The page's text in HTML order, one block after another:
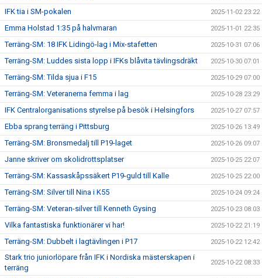
IFK tia i SM-pokalen 2025-11-02 23:22
Emma Holstad 1:35 på halvmaran 2025-11-01 22:35
Terräng-SM: 18 IFK Lidingö-lag i Mix-stafetten 2025-10-31 07:06
Terräng-SM: Luddes sista lopp i IFKs blåvita tävlingsdräkt 2025-10-30 07:01
Terräng-SM: Tilda sjua i F15 2025-10-29 07:00
Terräng-SM: Veteranerna femma i lag 2025-10-28 23:29
IFK Centralorganisations styrelse på besök i Helsingfors 2025-10-27 07:57
Ebba sprang terräng i Pittsburg 2025-10-26 13:49
Terräng-SM: Bronsmedalj till P19-laget 2025-10-26 09:07
Janne skriver om skolidrottsplatser 2025-10-25 22:07
Terräng-SM: Kassaskåpssäkert P19-guld till Kalle 2025-10-25 22:00
Terräng-SM: Silver till Nina i K55 2025-10-24 09:24
Terräng-SM: Veteran-silver till Kenneth Gysing 2025-10-23 08:03
Vilka fantastiska funktionärer vi har! 2025-10-22 21:19
Terräng-SM: Dubbelt i lagtävlingen i P17 2025-10-22 12:42
Stark trio juniorlöpare från IFK i Nordiska mästerskapen i
terräng
2025-10-22 08:33